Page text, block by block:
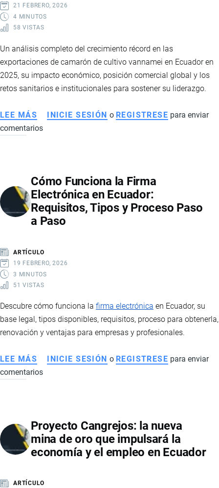
21 FEBRERO, 2026
4 MINUTOS
58 VISTAS
Un análisis completo del crecimiento récord en las
exportaciones de camarón de cultivo vannamei en Ecuador en
2025, su impacto económico, posición comercial global y los
retos sanitarios e institucionales para sostener su liderazgo.
LEE MÁS SOBRE
EXPORTACIONES
ECUATORIANO:
IMPACTO
COMERCIAL,
DESAFÍOS
PERSPECTIVAS
INICIE SESIÓN o REGISTRESE para enviar
comentarios
Cómo Funciona la Firma
Electrónica en Ecuador:
Requisitos, Tipos y Proceso Paso
a Paso
ARTÍCULO
19 FEBRERO, 2026
3 MINUTOS
51 VISTAS
Descubre cómo funciona la firma electrónica en Ecuador, su
base legal, tipos disponibles, requisitos, proceso para obtenerla,
renovación y ventajas para empresas y profesionales.
LEE MÁS SOBRE
CÓMO
ELECTRÓNICA
EN
ECUADOR:
INICIE SESIÓN o REGISTRESE para enviar
comentarios
Proyecto Cangrejos: la nueva
mina de oro que impulsará la
economía y el empleo en Ecuador
ARTÍCULO